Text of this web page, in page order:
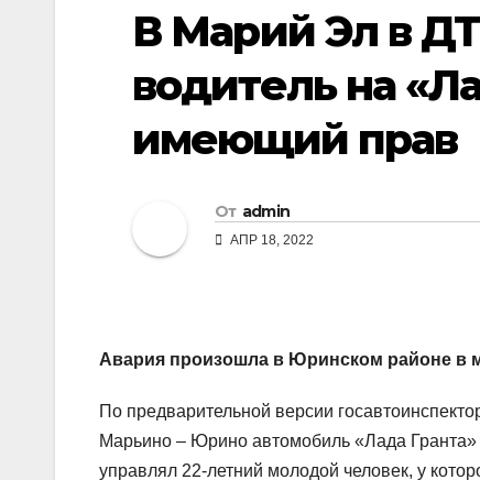
В Марий Эл в
водитель на
имеющий прав
От admin
АПР 18, 2022
Авария произошла в Юринском районе в
По предварительной версии
Марьино – Юрино автомобиль «Лада Гранта»
управлял 22-летний молодой человек, у